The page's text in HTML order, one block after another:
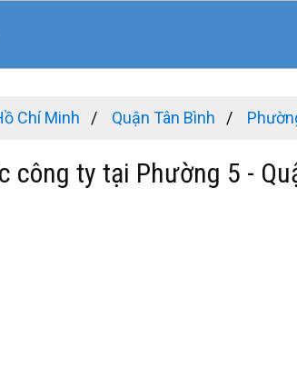
Chí Minh Quận Tân Bình
công ty tại Phường 5 -